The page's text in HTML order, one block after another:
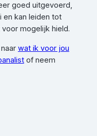
goed uitgevoerd,
en kan leiden tot
mogelijk hield.
wat ik voor jou
of neem